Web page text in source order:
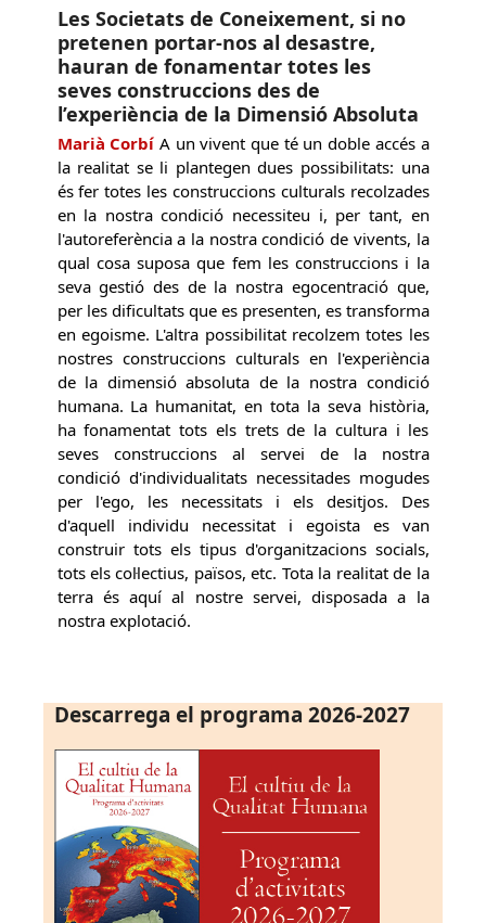
Les Societats de Coneixement, si no
pretenen portar-nos al desastre,
hauran de fonamentar totes les
seves construccions des de
l’experiència de la Dimensió Absoluta
Marià Corbí A un vivent que té un doble accés a
la realitat se li plantegen dues possibilitats: una
és fer totes les construccions culturals recolzades
en la nostra condició necessiteu i, per tant, en
l'autoreferència a la nostra condició de vivents, la
qual cosa suposa que fem les construccions i la
seva gestió des de la nostra egocentració que,
per les dificultats que es presenten, es transforma
en egoisme. L'altra possibilitat recolzem totes les
nostres construccions culturals en l'experiència
de la dimensió absoluta de la nostra condició
humana. La humanitat, en tota la seva història,
ha fonamentat tots els trets de la cultura i les
seves construccions al servei de la nostra
condició d'individualitats necessitades mogudes
per l'ego, les necessitats i els desitjos. Des
d'aquell individu necessitat i egoista es van
construir tots els tipus d'organitzacions socials,
tots els col·lectius, països, etc. Tota la realitat de la
terra és aquí al nostre servei, disposada a la
nostra explotació.
Descarrega el programa 2026-2027